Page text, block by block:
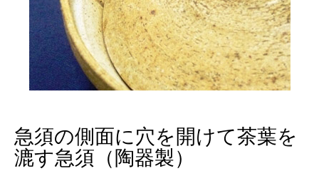
急須の側面に穴を開けて茶葉を
漉す急須（陶器製）